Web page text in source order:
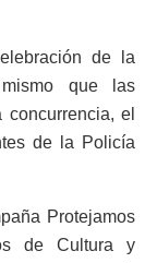
de la
que las
el
de la Policía
Protejamos
de Cultura y